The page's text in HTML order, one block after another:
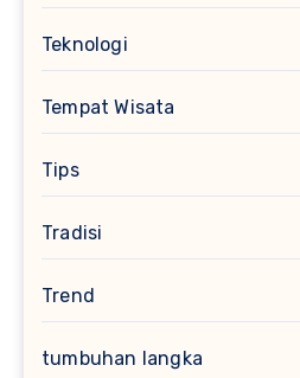
Teknologi
Tempat Wisata
Tips
Tradisi
Trend
tumbuhan langka